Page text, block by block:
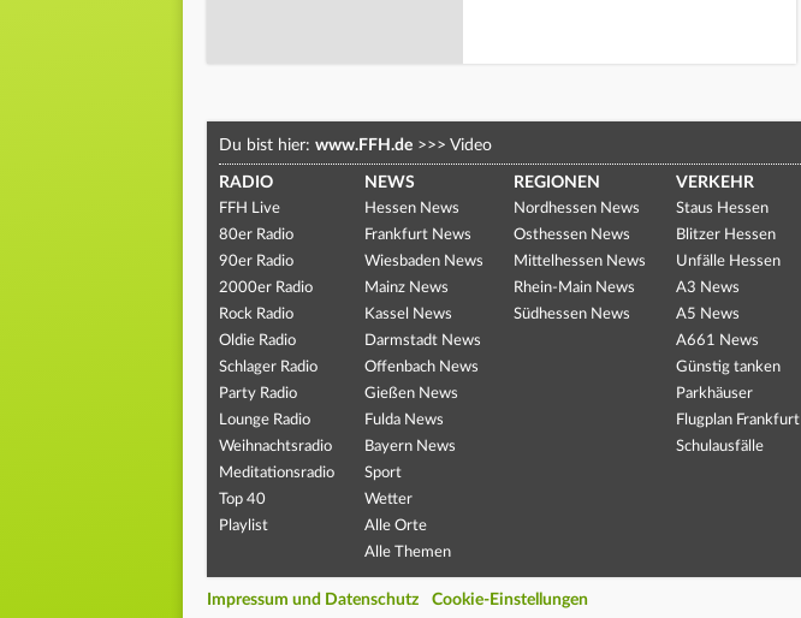
Du bist hier: www.FFH.de >>> Video
RADIO
FFH Live
80er Radio
90er Radio
2000er Radio
Rock Radio
Oldie Radio
Schlager Radio
Party Radio
Lounge Radio
Weihnachtsradio
Meditationsradio
Top 40
Playlist
NEWS
Hessen News
Frankfurt News
Wiesbaden News
Mainz News
Kassel News
Darmstadt News
Offenbach News
Gießen News
Fulda News
Bayern News
Sport
Wetter
Alle Orte
Alle Themen
REGIONEN
Nordhessen News
Osthessen News
Mittelhessen News
Rhein-Main News
Südhessen News
VERKEHR
Staus Hessen
Blitzer Hessen
Unfälle Hessen
A3 News
A5 News
A661 News
Günstig tanken
Parkhäuser
Flugplan Frankfurt
Schulausfälle
Impressum und Datenschutz Cookie-Einstellungen